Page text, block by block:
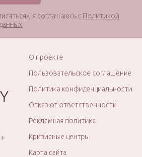
я соглашаюсь с Политикой
О проекте
Пользовательское соглашение
Политика конфиденциальности
Отказ от ответственности
Рекламная политика
Кризисные центры
Карта сайта